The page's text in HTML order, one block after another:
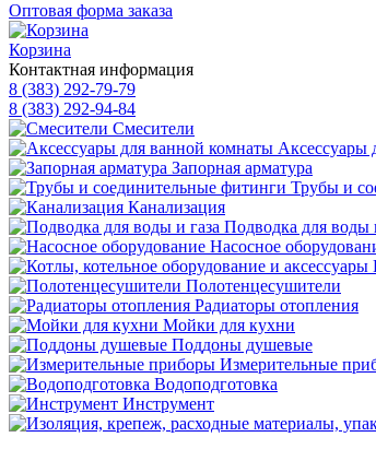
Оптовая форма заказа
Корзина
Контактная информация
8 (383) 292-79-79
8 (383) 292-94-84
Смесители
Аксессуары
Запорная арматура
Трубы и
Канализация
Подводка для воды
Насосное
Полотенцесушители
Радиаторы отопления
Мойки для кухни
Поддоны душевые
Измерительные
Водоподготовка
Инструмент